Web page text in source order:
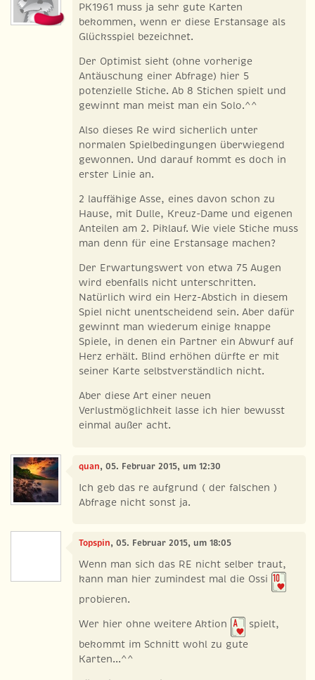
PK1961 muss ja sehr gute Karten
bekommen, wenn er diese Erstansage als
Glücksspiel bezeichnet.
Der Optimist sieht (ohne vorherige
Antäuschung einer Abfrage) hier 5
potenzielle Stiche. Ab 8 Stichen spielt und
gewinnt man meist man ein Solo.^^
Also dieses Re wird sicherlich unter
normalen Spielbedingungen überwiegend
gewonnen. Und darauf kommt es doch in
erster Linie an.
2 lauffähige Asse, eines davon schon zu
Hause, mit Dulle, Kreuz-Dame und eigenen
Anteilen am 2. Piklauf. Wie viele Stiche muss
man denn für eine Erstansage machen?
Der Erwartungswert von etwa 75 Augen
wird ebenfalls nicht unterschritten.
Natürlich wird ein Herz-Abstich in diesem
Spiel nicht unentscheidend sein. Aber dafür
gewinnt man wiederum einige knappe
Spiele, in denen ein Partner ein Abwurf auf
Herz erhält. Blind erhöhen dürfte er mit
seiner Karte selbstverständlich nicht.
Aber diese Art einer neuen
Verlustmöglichkeit lasse ich hier bewusst
einmal außer acht.
quan, 05. Februar 2015, um 12:30
Ich geb das re aufgrund ( der falschen )
Abfrage nicht sonst ja.
Topspin, 05. Februar 2015, um 18:05
Wenn man sich das RE nicht selber traut,
kann man hier zumindest mal die Ossi
probieren.
Wer hier ohne weitere Aktion
spielt,
bekommt im Schnitt wohl zu gute
Karten...^^